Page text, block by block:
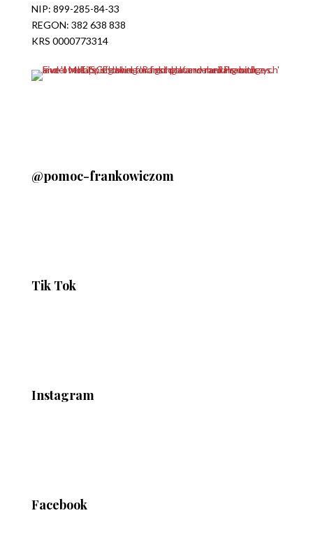
NIP: 899-285-84-33
REGON: 382 638 838
KRS 0000773314
@pomoc-frankowiczom
Tik Tok
Instagram
Facebook